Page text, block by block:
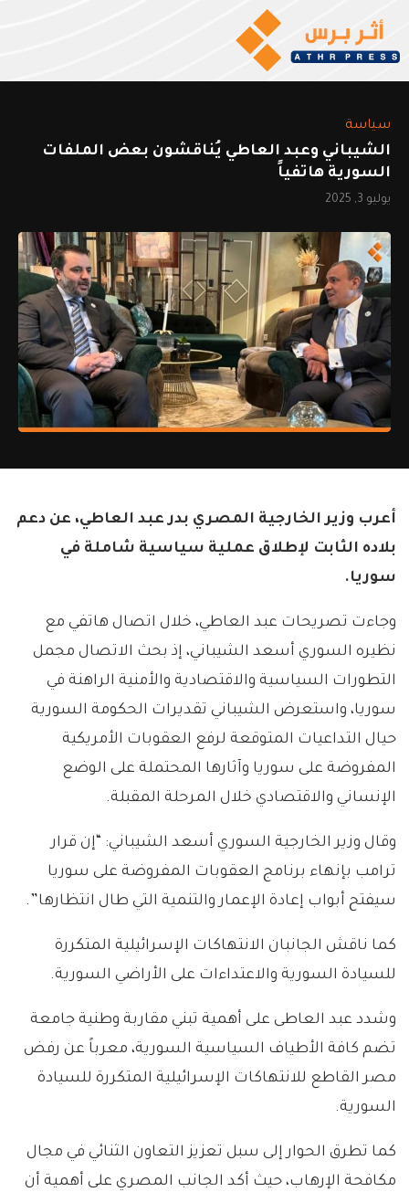
سياسة
الشيباني وعبد العاطي يُناقشون بعض الملفات
السورية هاتفياً
يوليو 3, 2025
أعرب وزير الخارجية المصري بدر عبد العاطي، عن دعم
بلاده الثابت لإطلاق عملية سياسية شاملة في
سوريا.
وجاءت تصريحات عبد العاطي، خلال اتصال هاتفي مع
نظيره السوري أسعد الشيباني، إذ بحث الاتصال مجمل
التطورات السياسية والاقتصادية والأمنية الراهنة في
سوريا، واستعرض الشيباني تقديرات الحكومة السورية
حيال التداعيات المتوقعة لرفع العقوبات الأمريكية
المفروضة على سوريا وآثارها المحتملة على الوضع
الإنساني والاقتصادي خلال المرحلة المقبلة.
وقال وزير الخارجية السوري أسعد الشيباني: “إن قرار
ترامب بإنهاء برنامج العقوبات المفروضة على سوريا
سيفتح أبواب إعادة الإعمار والتنمية التي طال انتظارها”.
كما ناقش الجانبان الانتهاكات الإسرائيلية المتكررة
للسيادة السورية والاعتداءات على الأراضي السورية.
وشدد عبد العاطى على أهمية تبني مقاربة وطنية جامعة
تضم كافة الأطياف السياسية السورية، معرباً عن رفض
مصر القاطع للانتهاكات الإسرائيلية المتكررة للسيادة
السورية.
كما تطرق الحوار إلى سبل تعزيز التعاون الثنائي في مجال
مكافحة الإرهاب، حيث أكد الجانب المصري على أهمية أن